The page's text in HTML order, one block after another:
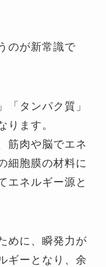
のが新常識で
「タンパク質」
ります。
筋肉や脳でエネ
細胞膜の材料に
エネルギー源と
めに、瞬発力が
ギーとなり、余